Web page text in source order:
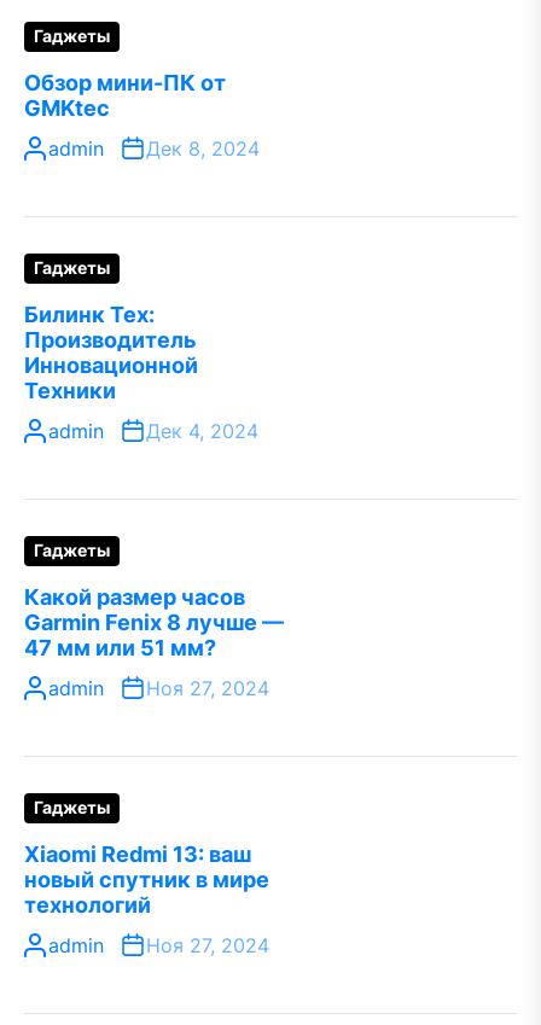
Гаджеты
Обзор мини-ПК от
GMKtec
admin Дек 8, 2024
Гаджеты
Билинк Тех:
Производитель
Инновационной
Техники
admin Дек 4, 2024
Гаджеты
Какой размер часов
Garmin Fenix 8 лучше —
47 мм или 51 мм?
admin Ноя 27, 2024
Гаджеты
Xiaomi Redmi 13: ваш
новый спутник в мире
технологий
admin Ноя 27, 2024